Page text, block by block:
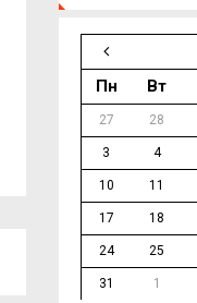
Пн
Вт
27 28
3 4
10 11
17 18
24 25
31 1